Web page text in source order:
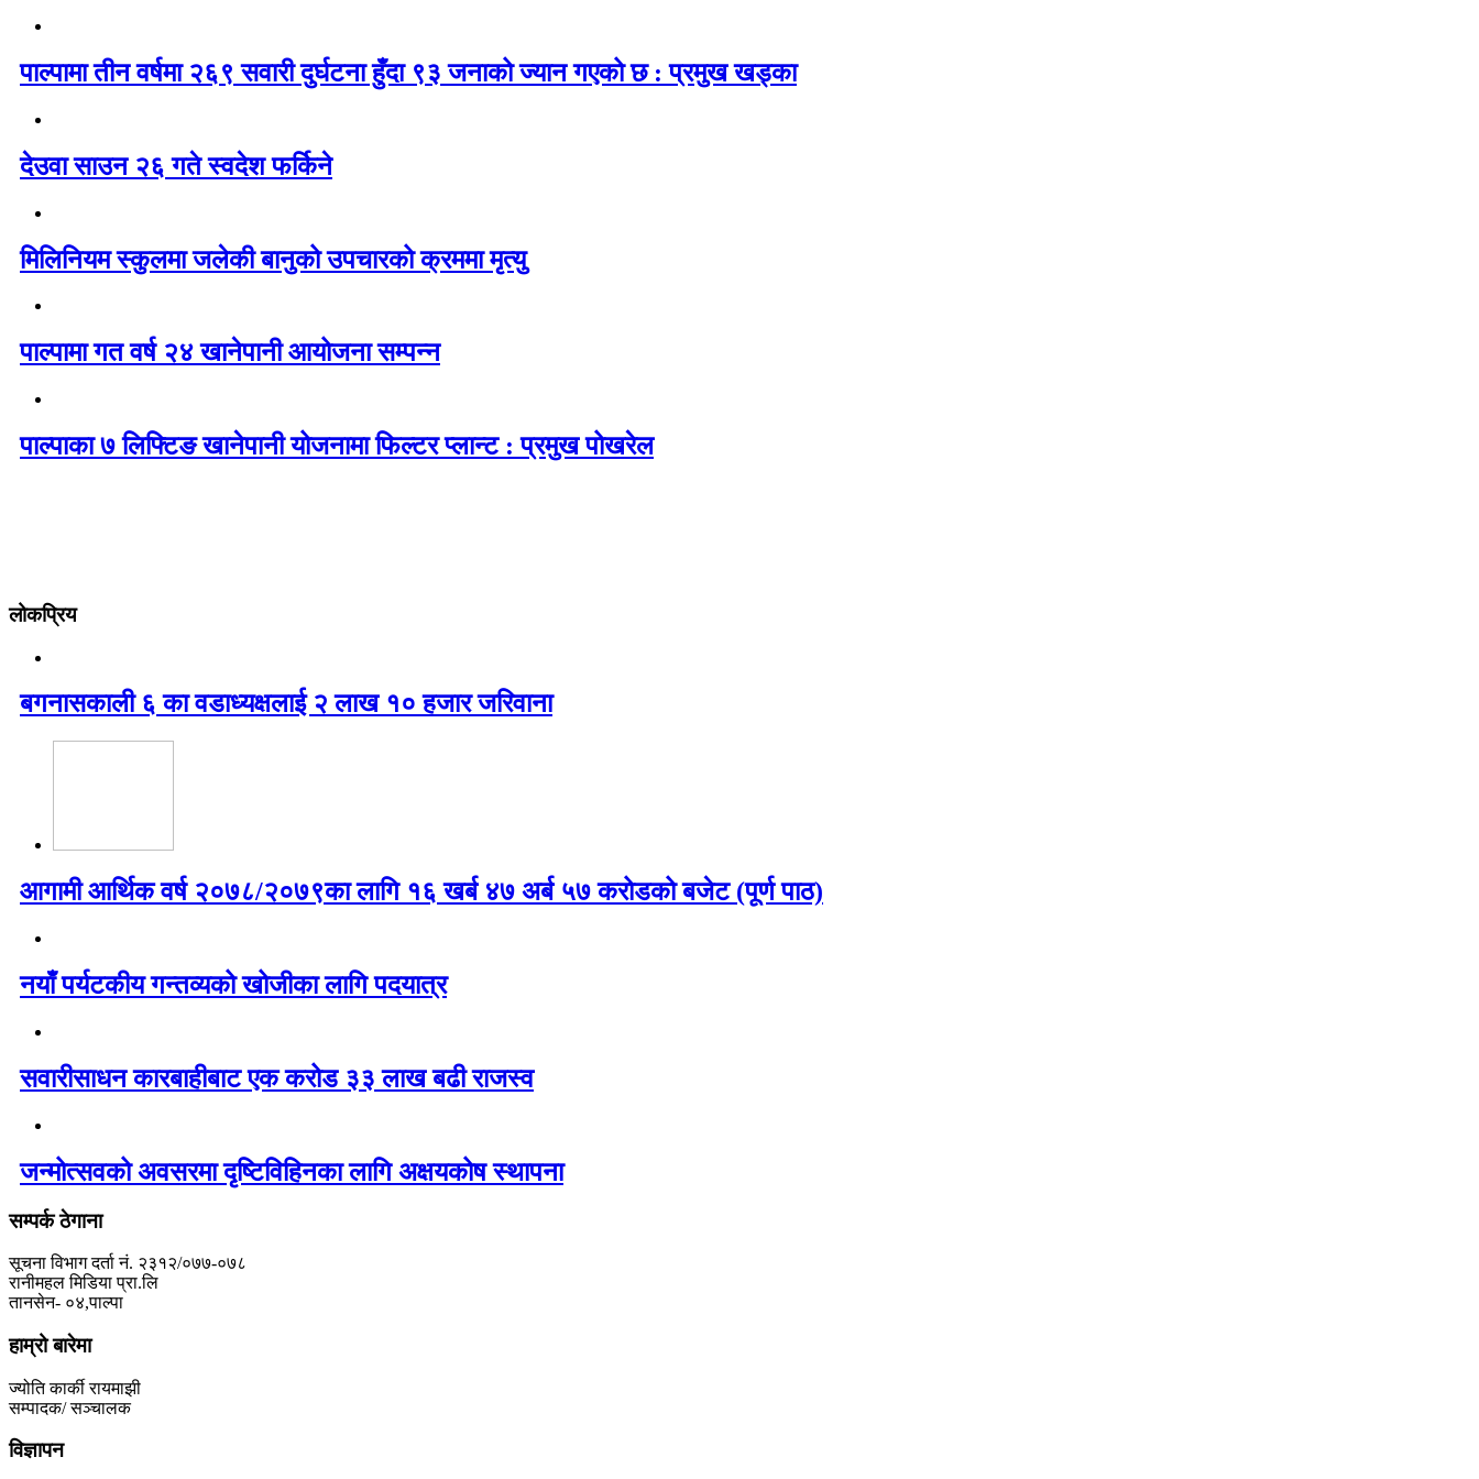
पाल्पामा तीन वर्षमा २६९ सवारी दुर्घटना हुँदा ९३ जनाको ज्यान गएको छ : प्रमुख खड्का
देउवा साउन २६ गते स्वदेश फर्किने
मिलिनियम स्कुलमा जलेकी बानुको उपचारको क्रममा मृत्यु
पाल्पामा गत वर्ष २४ खानेपानी आयोजना सम्पन्न
पाल्पाका ७ लिफ्टिङ खानेपानी योजनामा फिल्टर प्लान्ट : प्रमुख पोखरेल
लोकप्रिय
बगनासकाली ६ का वडाध्यक्षलाई २ लाख १० हजार जरिवाना
आगामी आर्थिक वर्ष २०७८/२०७९का लागि १६ खर्ब ४७ अर्ब ५७ करोडको बजेट (पूर्ण पाठ)
नयाँ पर्यटकीय गन्तव्यको खोजीका लागि पदयात्र
सवारीसाधन कारबाहीबाट एक करोड ३३ लाख बढी राजस्व
जन्मोत्सवको अवसरमा दृष्टिविहिनका लागि अक्षयकोष स्थापना
सम्पर्क ठेगाना
सूचना विभाग दर्ता नं. २३१२/०७७-०७८
रानीमहल मिडिया प्रा.लि
तानसेन- ०४,पाल्पा
हाम्रो बारेमा
ज्योति कार्की रायमाझी
सम्पादक/ सञ्चालक
विज्ञापन